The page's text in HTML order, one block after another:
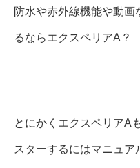
防水や赤外線機能や動
るならエクスペリアA？
とにかくエクスペリアA
スターするにはマニュ